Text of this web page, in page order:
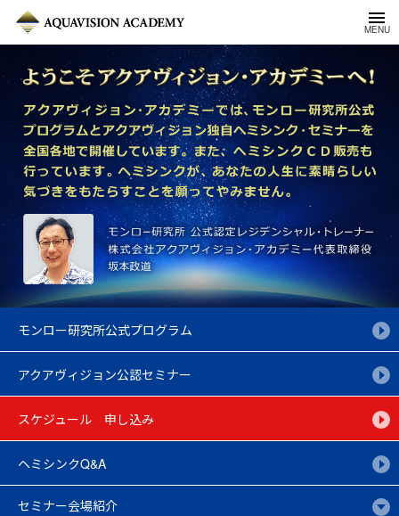
モンロー研究所公式プログラム
アクアヴィジョン公認セミナー
スケジュール 申し込み
ヘミシンクQ&A
セミナー会場紹介